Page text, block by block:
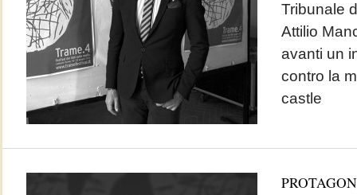
Tribunale
Attilio
avanti un
contro la
castle